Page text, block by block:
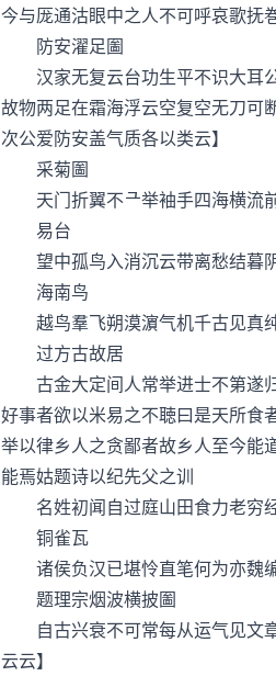
今与厐通沽眼中之人不可呼哀歌抚
防安濯足圗
汉家无复云台功生平不识大耳公
故物两足在霜海浮云空复空无刀可
次公爱防安盖气质各以类云】
采菊圗
天门折翼不举袖手四海横流前
易台
望中孤鸟入消沉云带离愁结暮阴
海南鸟
越鸟羣飞朔漠濵气机千古见真纯
过方古故居
古金大定间人常举进士不第遂
好事者欲以米易之不聴曰是天所食
举以律乡人之贪鄙者故乡人至今能
能焉姑题诗以纪先父之训
名姓初闻自过庭山田食力老穷经
铜雀瓦
诸侯负汉已堪怜直笔何为亦魏
题理宗烟波横披圗
自古兴衰不可常每从运气见文章
云云】